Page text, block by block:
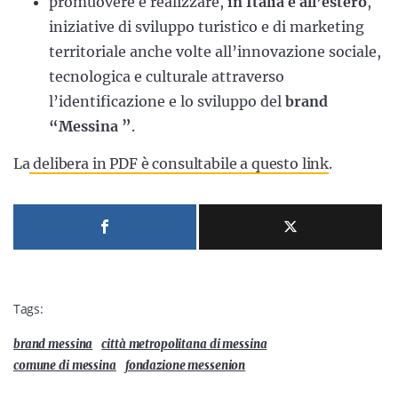
iniziative di sviluppo turistico e di marketing
territoriale anche volte all’innovazione sociale,
tecnologica e culturale attraverso
l’identificazione e lo sviluppo del brand
“Messina ”.
Ladelibera in PDF è consultabile a questo link.
Tags:
brand messina
città metropolitana di messina
comune di messina
fondazione messenion